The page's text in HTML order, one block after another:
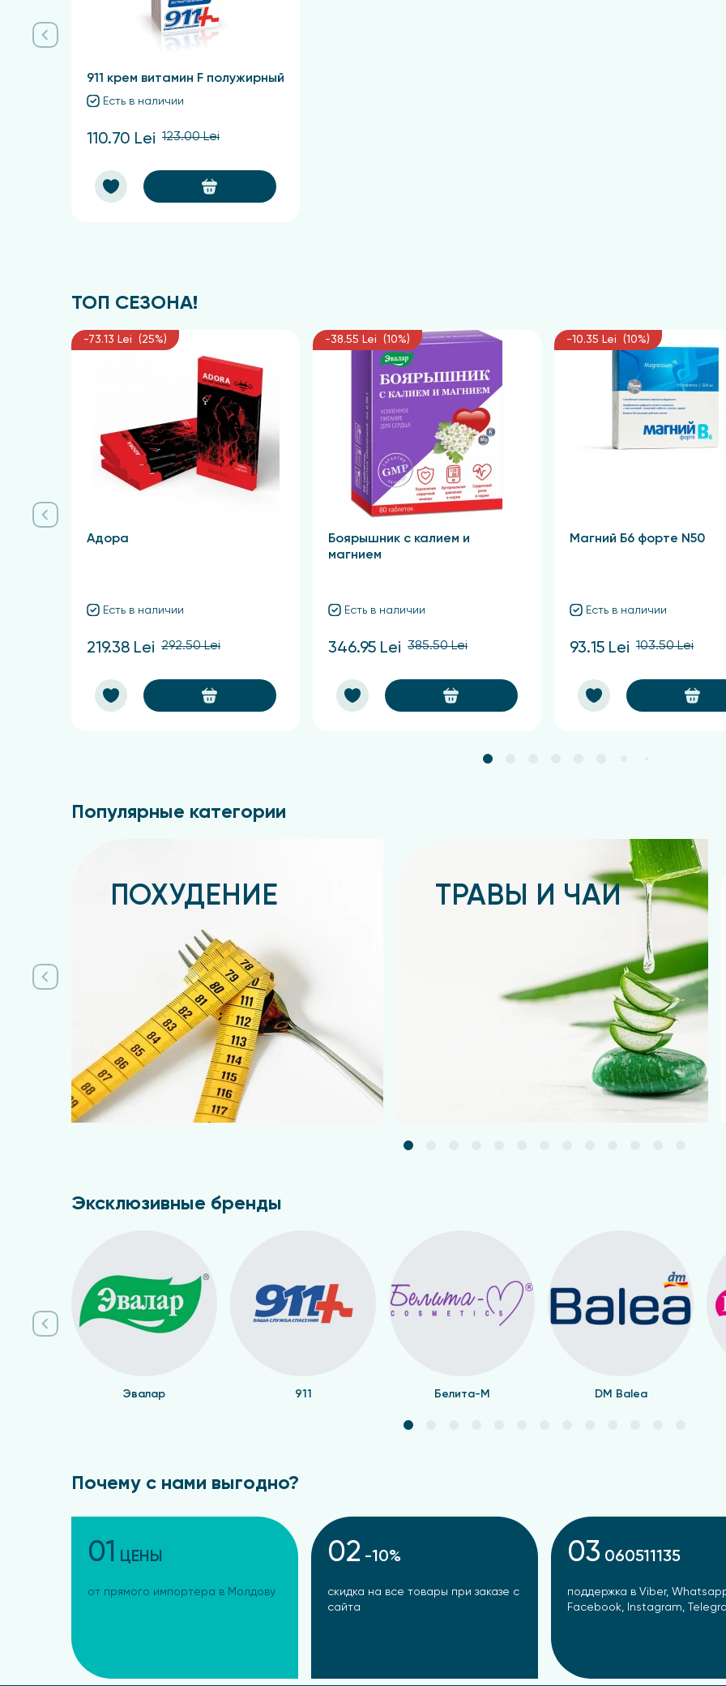
911 крем витамин F полужирный
Есть в наличии
110.70 Lei 123.00 Lei
ТОП СЕЗОНА!
-73.13 Lei (25%)
Адора
Есть в наличии
219.38 Lei 292.50 Lei
-38.55 Lei (10%)
Боярышник с калием и
магнием
Есть в наличии
346.95 Lei 385.50 Lei
-10.35 Lei (10%)
Магний Б6 форте N50
Есть в наличии
93.15 Lei 103.50 Lei
Популярные категории
ПОХУДЕНИЕ ТРАВЫ И ЧАИ
Эксклюзивные бренды
Эвалар 911 Белита-М DM Balea
Почему с нами выгодно?
01 ЦЕНЫ
от прямого импортера в Молдову
02 -10%
скидка на все товары при заказе с
сайта
03 060511135
поддержка в Viber,
Facebook, Instagram,